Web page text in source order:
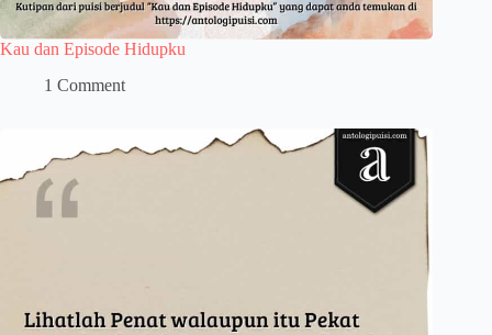
Kau dan Episode Hidupku
1 Comment